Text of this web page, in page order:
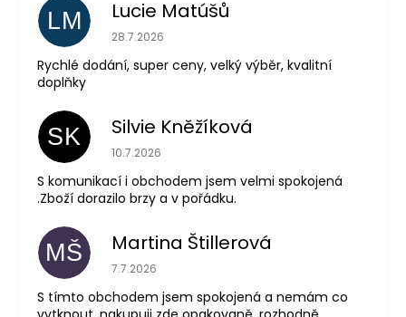
LM Lucie Matúšů
Hodnocení obchodu je 5 z 5 hvězdiček.
28.7.2026
Rychlé dodání, super ceny, velký výběr, kvalitní
doplňky
SK Silvie Kněžíková
Hodnocení obchodu je 5 z 5 hvězdiček.
10.7.2026
S komunikací i obchodem jsem velmi spokojená
.Zboží dorazilo brzy a v pořádku.
MŠ Martina Štillerová
Hodnocení obchodu je 5 z 5 hvězdiček.
7.7.2026
S tímto obchodem jsem spokojená a nemám co